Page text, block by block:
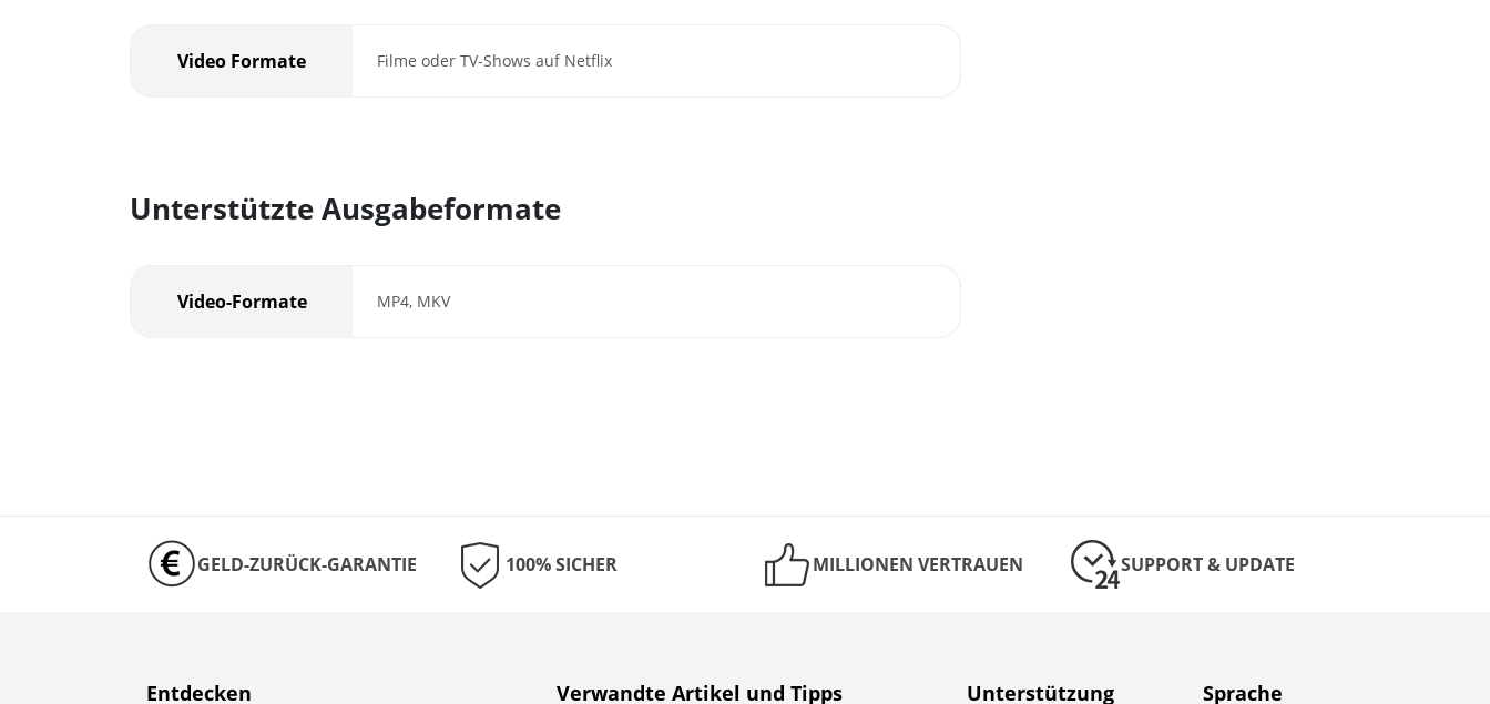
Video Formate Filme oder TV-Shows auf Netflix
Unterstützte Ausgabeformate
Video-Formate MP4, MKV
GELD-ZURÜCK-GARANTIE 100% SICHER MILLIONEN VERTRAUEN SUPPORT & UPDATE
Entdecken Verwandte Artikel und Tipps Unterstützung Sprache